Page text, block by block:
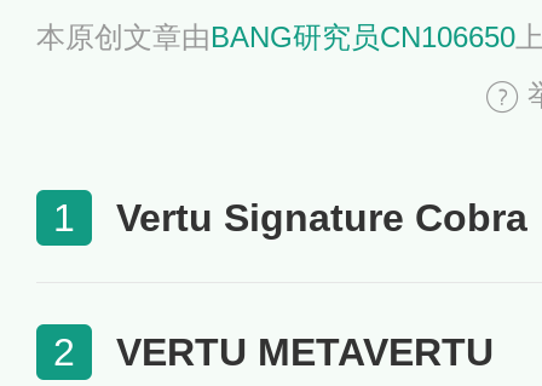
本原创文章由BANG研究员CN106650
1 Vertu Signature Cobra
2 VERTU METAVERTU